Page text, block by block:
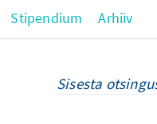
Stipendium Arhiiv